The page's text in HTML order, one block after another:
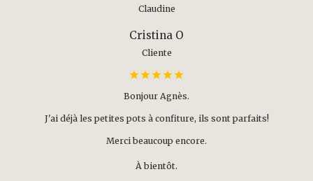
Claudine
Cristina O
Cliente
Bonjour Agnès.
J'ai déjà les petites pots à confiture, ils sont parfaits!
Merci beaucoup encore.
À bientôt.